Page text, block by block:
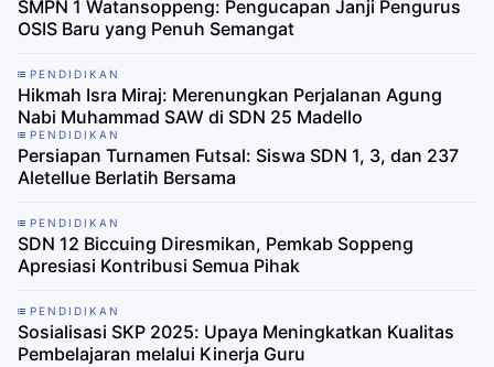
SMPN 1 Watansoppeng: Pengucapan Janji Pengurus
OSIS Baru yang Penuh Semangat
PENDIDIKAN
Hikmah Isra Miraj: Merenungkan Perjalanan Agung
Nabi Muhammad SAW di SDN 25 Madello
PENDIDIKAN
Persiapan Turnamen Futsal: Siswa SDN 1, 3, dan 237
Aletellue Berlatih Bersama
PENDIDIKAN
SDN 12 Biccuing Diresmikan, Pemkab Soppeng
Apresiasi Kontribusi Semua Pihak
PENDIDIKAN
Sosialisasi SKP 2025: Upaya Meningkatkan Kualitas
Pembelajaran melalui Kinerja Guru